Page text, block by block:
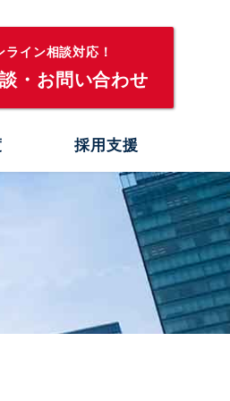
ライン相談対応！
・お問い合わせ
採用支援